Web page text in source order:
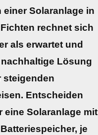
einer Solaranlage in
rechnet sich
als erwartet und
nachhaltige Lösung
steigenden
Entscheiden
eine Solaranlage mit
je